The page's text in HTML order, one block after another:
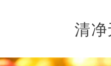
清